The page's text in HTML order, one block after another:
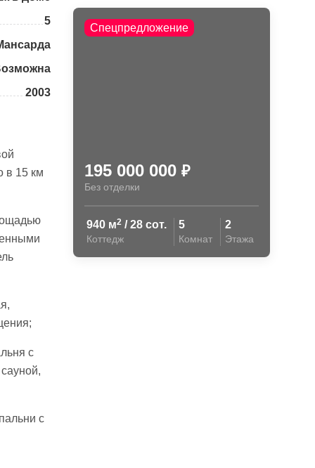
5
2003
в 15 км
с
с
Спецпредложение
195 000 000 ₽
Без отделки
940 м2 / 28 сот.
Коттедж
5
Комнат
2
Этажа